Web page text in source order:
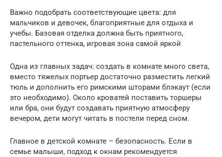
Важно подобрать соответствующие цвета: для
мальчиков и девочек, благоприятные для отдыха и
учебы. Базовая отделка должна быть приятного,
пастельного оттенка, игровая зона самой яркой
Одна из главных задач: создать в комнате много света,
вместо тяжелых портьер достаточно разместить легкий
тюль и дополнить его римскими шторами блэкаут (если
это необходимо). Около кроватей поставить торшеры
или бра, они будут создавать приятную атмосферу
вечером, дети могут читать в постели перед сном.
Главное в детской комнате – безопасность. Если в
семье малыши, подход к окнам рекомендуется